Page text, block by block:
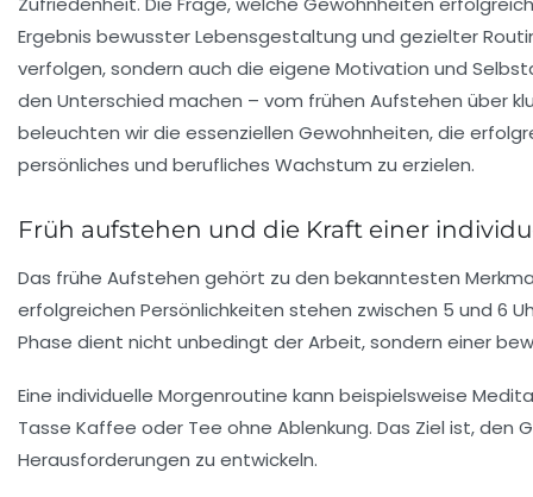
Ergebnis bewusster Lebensgestaltung und gezielter
verfolgen, sondern auch die eigene Motivation und
den Unterschied machen – vom frühen Aufstehen über
beleuchten wir die essenziellen Gewohnheiten, die
persönliches und berufliches Wachstum zu erzielen.
Früh aufstehen und die Kraft einer
Das frühe Aufstehen gehört zu den bekanntesten
erfolgreichen Persönlichkeiten stehen zwischen 5 und 6
Phase dient nicht unbedingt der Arbeit, sondern einer
Eine individuelle Morgenroutine kann beispielsweise
Tasse Kaffee oder Tee ohne Ablenkung. Das Ziel ist,
Herausforderungen zu entwickeln.